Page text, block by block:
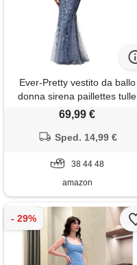
Ever-Pretty vestito da ballo
donna sirena paillettes tulle
petto basso scollo a v senza
polverosa 48
69,99 €
Sped. 14,99 €
38 44 48
amazon